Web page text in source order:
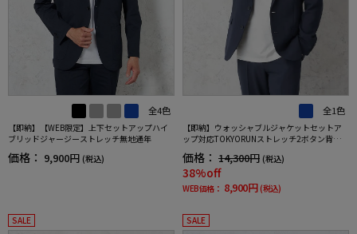
全4色
【即納】【WEB限定】上下セットアップハイ
ブリッドジャージーストレッチ無地通年
価格： 9,900円 (税込)
全1色
【即納】ウォッシャブルジャケットセットア
ップ対応TOKYORUNストレッチ2ボタン背抜き
仕様ブレスエフェクト生地春夏
価格： 14,300円 (税込)
38%off
WEB価格： 8,900円 (税込)
SALE SALE